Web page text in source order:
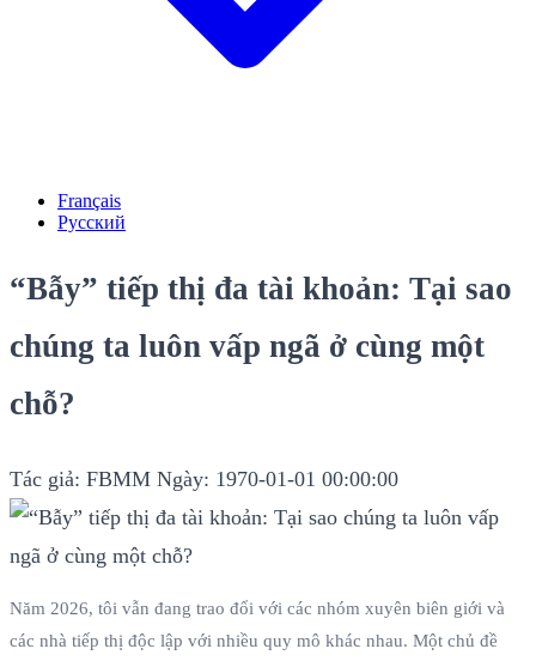
Français
Русский
“Bẫy” tiếp thị đa tài khoản: Tại sao
chúng ta luôn vấp ngã ở cùng một
chỗ?
Tác giả: FBMM Ngày: 1970-01-01 00:00:00
Năm 2026, tôi vẫn đang trao đổi với các nhóm xuyên biên giới và
các nhà tiếp thị độc lập với nhiều quy mô khác nhau. Một chủ đề